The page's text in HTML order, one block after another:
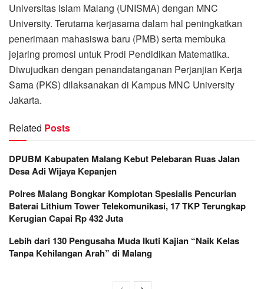
Universitas Islam Malang (UNISMA) dengan MNC
University. Terutama kerjasama dalam hal peningkatkan
penerimaan mahasiswa baru (PMB) serta membuka
jejaring promosi untuk Prodi Pendidikan Matematika.
Diwujudkan dengan penandatanganan Perjanjian Kerja
Sama (PKS) dilaksanakan di Kampus MNC University
Jakarta.
Related Posts
DPUBM Kabupaten Malang Kebut Pelebaran Ruas Jalan
Desa Adi Wijaya Kepanjen
Polres Malang Bongkar Komplotan Spesialis Pencurian
Baterai Lithium Tower Telekomunikasi, 17 TKP Terungkap
Kerugian Capai Rp 432 Juta
Lebih dari 130 Pengusaha Muda Ikuti Kajian “Naik Kelas
Tanpa Kehilangan Arah” di Malang